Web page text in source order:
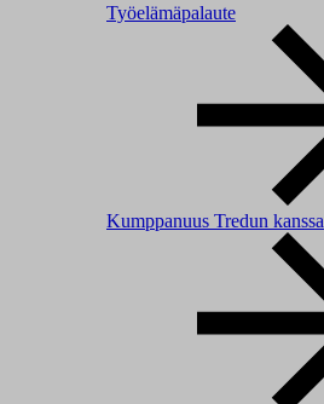
Työelämäpalaute
Kumppanuus Tredun kanssa